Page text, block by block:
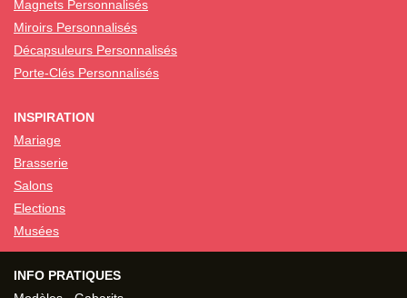
Magnets Personnalisés
Miroirs Personnalisés
Décapsuleurs Personnalisés
Porte-Clés Personnalisés
INSPIRATION
Mariage
Brasserie
Salons
Elections
Musées
INFO PRATIQUES